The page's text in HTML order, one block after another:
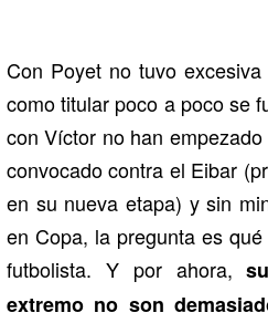
Con Poyet no tuvo
como titular poco a poco se
con Víctor no han
convocado contra el Eibar
en su nueva etapa) y sin
en Copa, la pregunta es
futbolista. Y por ahora,
extremo no son